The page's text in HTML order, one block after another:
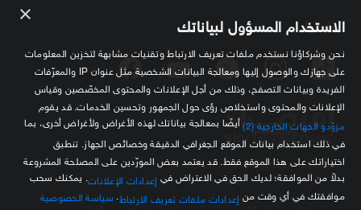
تابعنا
مصدرك الموثوق للمعلومة الاقتصادية
× الاستخدام المسؤول لبياناتك
نحن وشركاؤنا نستخدم ملفات تعريف الارتباط وتقنيات مشابهة لتخزين المعلومات
على جهازك والوصول إليها ومعالجة البيانات الشخصية مثل عنوان IP والمعرّفات
الفريدة وبيانات التصفح، وذلك من أجل الإعلانات والمحتوى المخصّصين وقياس
الإعلانات والمحتوى واستخلاص رؤى حول الجمهور وتحسين الخدمات. قد يقوم
مزوّدو الجهات الخارجية (2)
أيضًا بمعالجة بياناتك لهذه الأغراض ولأغراض أخرى، بما
في ذلك استخدام بيانات الموقع الجغرافي الدقيقة وخصائص الجهاز. تنطبق
اختياراتك على هذا الموقع فقط. قد يعتمد بعض المورّدين على المصلحة المشروعة
بدلاً من الموافقة؛ لديك الحق في الاعتراض في إعدادات الإعلانات . يمكنك سحب
موافقتك في أي وقت من إعدادات ملفات تعريف الارتباط سياسة الخصوصية